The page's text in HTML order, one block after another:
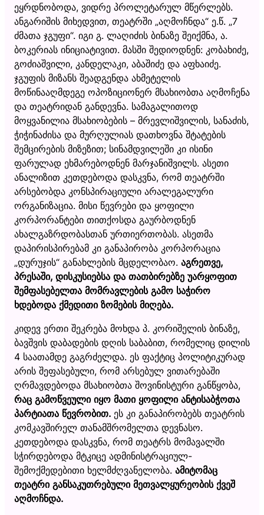
ეყრდნობოდა, ვიდრე პროლეტარულ მწერლებს.
ანგარიშის მიხედვით, თეატრში „აღმოჩნდა“ ე.წ. „7
ძმათა ჯგუფი“. იგი გ. ლაღიძის ბინაზე შეიქმნა, ა.
ბოკერიას ინიციატივით. მასში შედიოდნენ: კობახიძე,
გოძიაშვილი, კანდელაკი, აბაშიძე და აფხაიძე.
ჯგუფის მიზანს შეადგენდა ახმეტელის
მოწინააღმდეგე ოპოზიციონერ მსახიობთა აღმოჩენა
და თეატრიდან განდევნა. სამაგალითოდ
მოყვანილია მსახიობების – მრევლიშვილის, სანაძის,
ჭიჭინაძისა და მურღულიას დათხოვნა შტატების
შემცირების მიზეზით; სინამდვილეში კი ისინი
ფარულად ეხმარებოდნენ მარჯანიშვილს. ასეთი
ანალიზით კეთდებოდა დასკვნა, რომ თეატრში
არსებობდა კონსპირაციული არალეგალური
ორგანიზაცია. მისი წევრები და ყოფილი
კორპორანტები თითქოსდა გაურბოდნენ
ახალგაზრდობასთან ურთიერთობას. ასეთმა
დაპირისპირებამ კი განაპირობა კორპორაცია
„დურუჯის“ განახლების მცდელობაო. აგრეთვე,
პრესაში, დისკუსიებსა და თათბირებზე უარყოფით
შემფასებელთა მომრავლების გამო საჭირო
ხდებოდა ქმედითი ზომების მიღება.
კიდევ ერთი შეკრება მოხდა პ. კორიშელის ბინაზე,
ბავშვის დაბადების დღის საბაბით, რომელიც დილის
4 საათამდე გაგრძელდა. ეს ფაქტიც პოლიტიკურად
არის შეფასებული, რომ არსებულ ვითარებაში
ღრმავდებოდა მსახიობთა შოვინისტური განწყობა,
რაც გამოწვეული იყო მათი ყოფილი ანტისაბჭოთა
პარტიათა წევრობით. ეს კი განაპირობებს თეატრის
კომკავშირელ თანამშრომელთა დევნასო.
კეთდებოდა დასკვნა, რომ თეატრს მომავალში
სჭირდებოდა მტკიცე ადმინისტრაციულ-
შემოქმედებითი ხელმძღვანელობა. ამიტომაც
თეატრი განსაკუთრებული მეთვალყურეობის ქვეშ
აღმოჩნდა.